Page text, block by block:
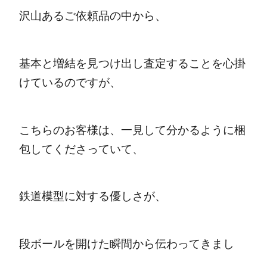
沢山あるご依頼品の中から、
基本と増結を見つけ出し査定することを心掛
けているのですが、
こちらのお客様は、一見して分かるように梱
包してくださっていて、
鉄道模型に対する優しさが、
段ボールを開けた瞬間から伝わってきまし